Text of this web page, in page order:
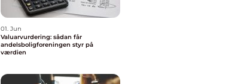
01. Jun
Valuarvurdering: sådan får
andelsboligforeningen styr på
værdien